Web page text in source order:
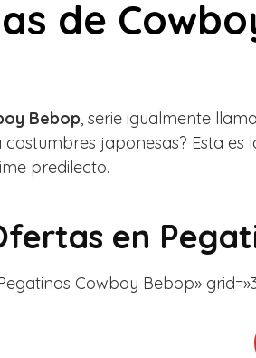
de
Bebop, serie igualmente
costumbres japonesas? Esta
predilecto.
en
Cowboy Bebop»